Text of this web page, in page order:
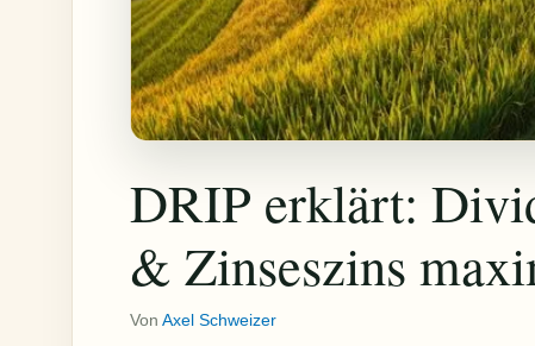
DRIP erklärt:
& Zinseszins
VonAxel Schweizer